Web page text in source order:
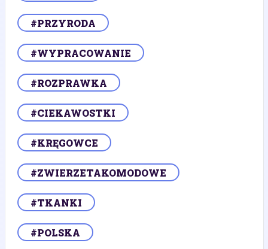
#PRZYRODA
#WYPRACOWANIE
#ROZPRAWKA
#CIEKAWOSTKI
#KRĘGOWCE
#ZWIERZETAKOMODOWE
#TKANKI
#POLSKA